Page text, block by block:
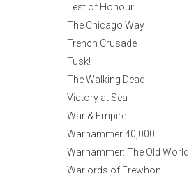
Test of Honour
The Chicago Way
Trench Crusade
Tusk!
The Walking Dead
Victory at Sea
War & Empire
Warhammer 40,000
Warhammer: The Old World
Warlords of Erewhon